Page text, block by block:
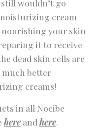
wouldn’t go
cream
your skin
it to receive
dead skin cells are
much better
creams!
in all Nocibe
hereand here.